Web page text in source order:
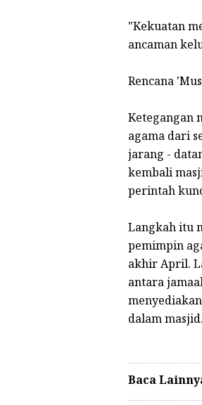
"Kekuatan
ancaman
Rencana
Ketegangan
agama dari
jarang -
kembali
perintah
Langkah itu
pemimpin
akhir April.
antara
dalam masjid.
Baca